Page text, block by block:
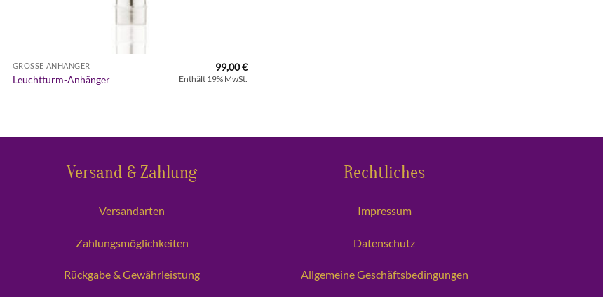
GROSSE ANHÄNGER
Leuchtturm-Anhänger
99,00€
Enthält 19% MwSt.
Versand & Zahlung
Versandarten
Zahlungsmöglichkeiten
Rückgabe & Gewährleistung
Rechtliches
Impressum
Datenschutz
Allgemeine Geschäftsbedingungen